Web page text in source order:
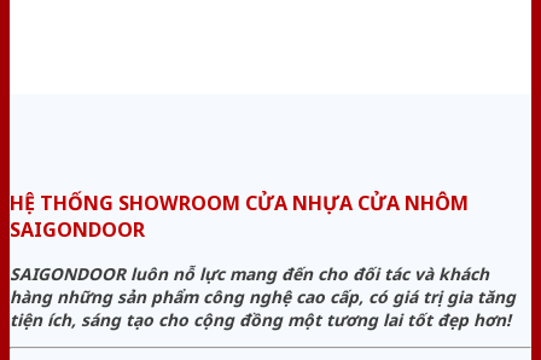
HỆ THỐNG SHOWROOM CỬA NHỰA CỬA NHÔM
SAIGONDOOR
SAIGONDOOR luôn nỗ lực mang đến cho đối tác và khách
hàng những sản phẩm công nghệ cao cấp, có giá trị gia tăng
tiện ích, sáng tạo cho cộng đồng một tương lai tốt đẹp hơn!